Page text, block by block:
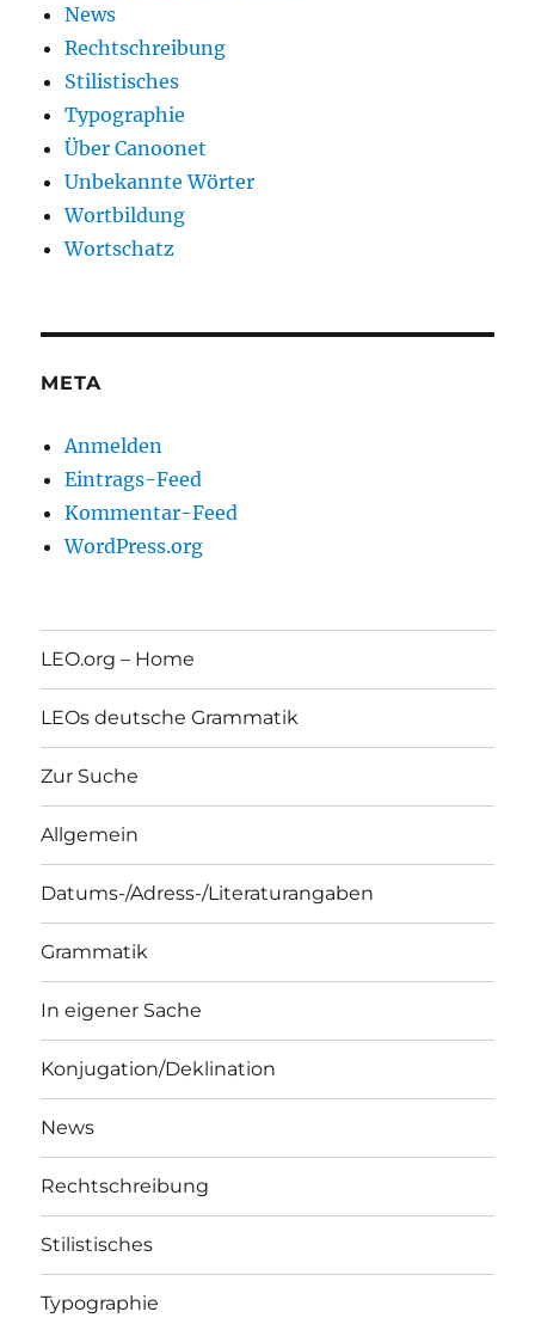
News
Rechtschreibung
Stilistisches
Typographie
Über Canoonet
Unbekannte Wörter
Wortbildung
Wortschatz
META
Anmelden
Eintrags-Feed
Kommentar-Feed
WordPress.org
LEO.org – Home
LEOs deutsche Grammatik
Zur Suche
Allgemein
Datums-/Adress-/Literaturangaben
Grammatik
In eigener Sache
Konjugation/Deklination
News
Rechtschreibung
Stilistisches
Typographie